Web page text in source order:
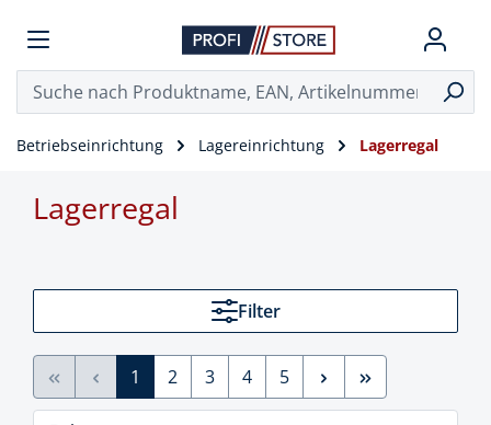
Betriebseinrichtung Lagereinrichtung Lagerregal
Lagerregal
Filter
1 2 3 4 5